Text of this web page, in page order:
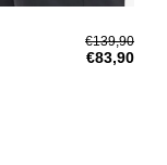
€139,90
€83,90